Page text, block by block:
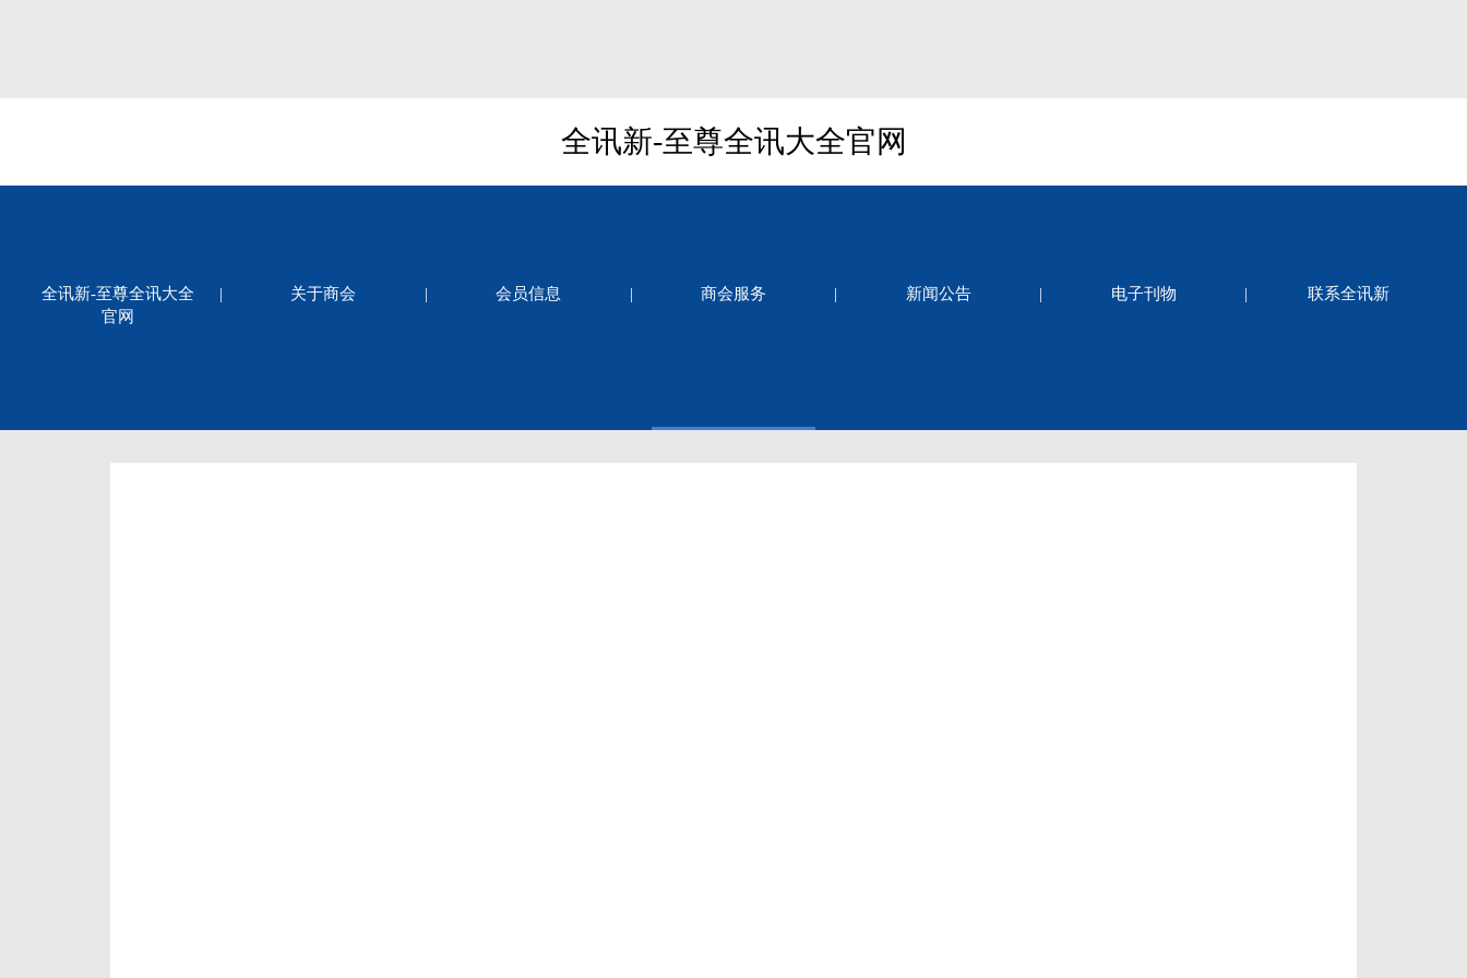
全讯新-至尊全讯大全官网
全讯新-至尊全讯大全
官网
| 关于商会 | 会员信息 | 商会服务 | 新闻公告 | 电子刊物 | 联系全讯新